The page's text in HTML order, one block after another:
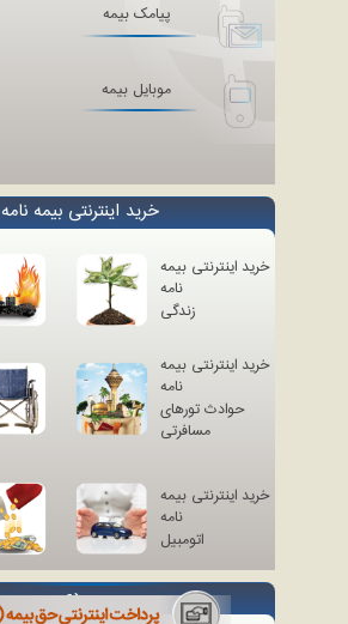
ورودی
خرید اینترنتی بیمه نامه
خرید اینترنتی بیمه
نامه
زندگی
خرید اینترنتی بیمه
نامه
حوادث تورهای
مسافرتی
خرید اینترنتی بیمه
نامه
اتومبیل
پیامک بیمه
موبایل بیمه